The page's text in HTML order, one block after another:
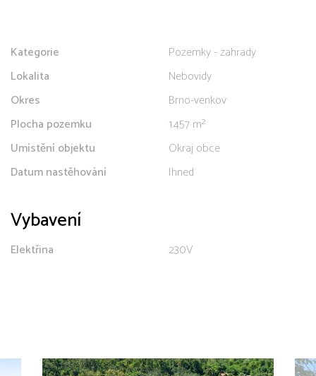
Kategorie
Pozemky - zahrady
Lokalita
Nebovidy
Okres
Brno-venkov
Plocha pozemku
1.457 m²
Umístění objektu
Okraj obce
Datum nastěhování
Ihned
Vybavení
Elektřina 230V